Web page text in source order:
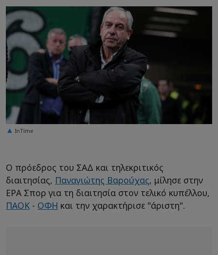
InTime
Ο πρόεδρος του ΣΑΔ και τηλεκριτικός
διαιτησίας, Παναγιώτης Βαρούχας, μίλησε στην
ΕΡΑ Σπορ για τη διαιτησία στον τελικό κυπέλλου,
ΠΑΟΚ - ΟΦΗ και την χαρακτήρισε "άριστη".